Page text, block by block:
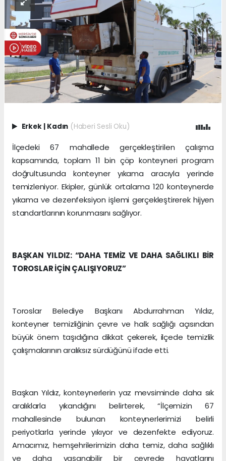
Erkek | Kadın (Haberi Sesli Oku)
İlçedeki 67 mahallede gerçekleştirilen çalışma
kapsamında, toplam 11 bin çöp konteyneri program
doğrultusunda konteyner yıkama aracıyla yerinde
temizleniyor. Ekipler, günlük ortalama 120 konteynerde
yıkama ve dezenfeksiyon işlemi gerçekleştirerek hijyen
standartlarının korunmasını sağlıyor.
BAŞKAN YILDIZ: “DAHA TEMİZ VE DAHA SAĞLIKLI BİR
TOROSLAR İÇİN ÇALIŞIYORUZ”
Toroslar Belediye Başkanı Abdurrahman Yıldız,
konteyner temizliğinin çevre ve halk sağlığı açısından
büyük önem taşıdığına dikkat çekerek, ilçede temizlik
çalışmalarının aralıksız sürdüğünü ifade etti.
Başkan Yıldız, konteynerlerin yaz mevsiminde daha sık
aralıklarla yıkandığını belirterek, “İlçemizin 67
mahallesinde bulunan konteynerlerimizi belirli
periyotlarla yerinde yıkıyor ve dezenfekte ediyoruz.
Amacımız, hemşehrilerimizin daha temiz, daha sağlıklı
ve daha yaşanabilir bir çevrede hayatlarını